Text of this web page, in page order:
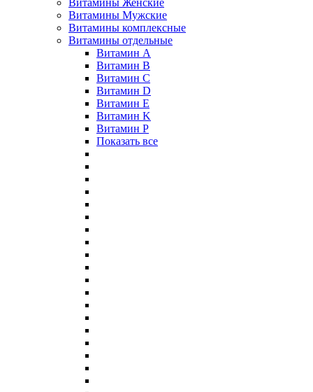
Витамины Мужские
Витамины комплексные
Витамины отдельные
Витамин A
Витамин B
Витамин C
Витамин D
Витамин E
Витамин K
Витамин P
Показать все